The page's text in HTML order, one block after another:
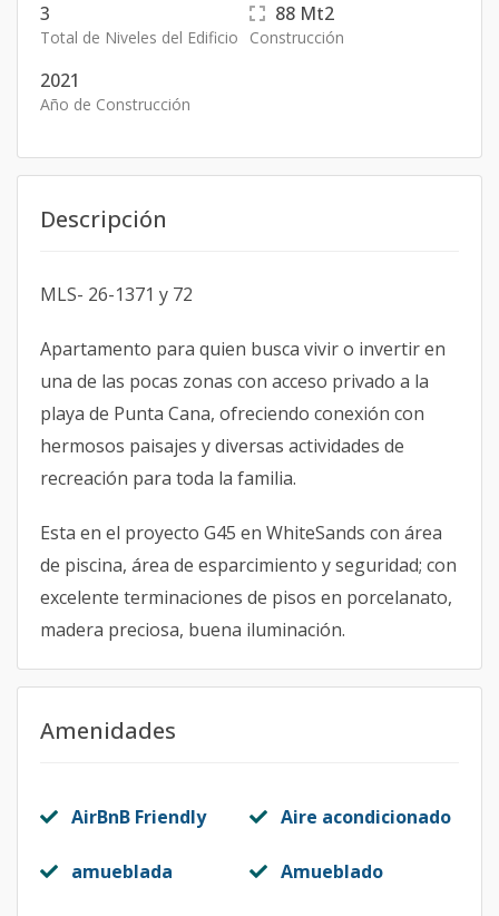
3
Total de Niveles del Edificio
88 Mt2
Construcción
2021
Año de Construcción
Descripción
MLS- 26-1371 y 72
Apartamento para quien busca vivir o invertir en
una de las pocas zonas con acceso privado a la
playa de Punta Cana, ofreciendo conexión con
hermosos paisajes y diversas actividades de
recreación para toda la familia.
Esta en el proyecto G45 en WhiteSands con área
de piscina, área de esparcimiento y seguridad; con
excelente terminaciones de pisos en porcelanato,
madera preciosa, buena iluminación.
Amenidades
AirBnB Friendly Aire acondicionado
amueblada Amueblado